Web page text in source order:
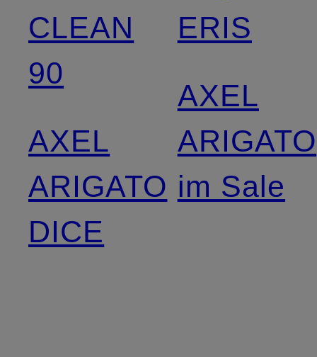
CLEAN
90
AXEL
ARIGATO
DICE
ERIS
AXEL
ARIGATO
im Sale